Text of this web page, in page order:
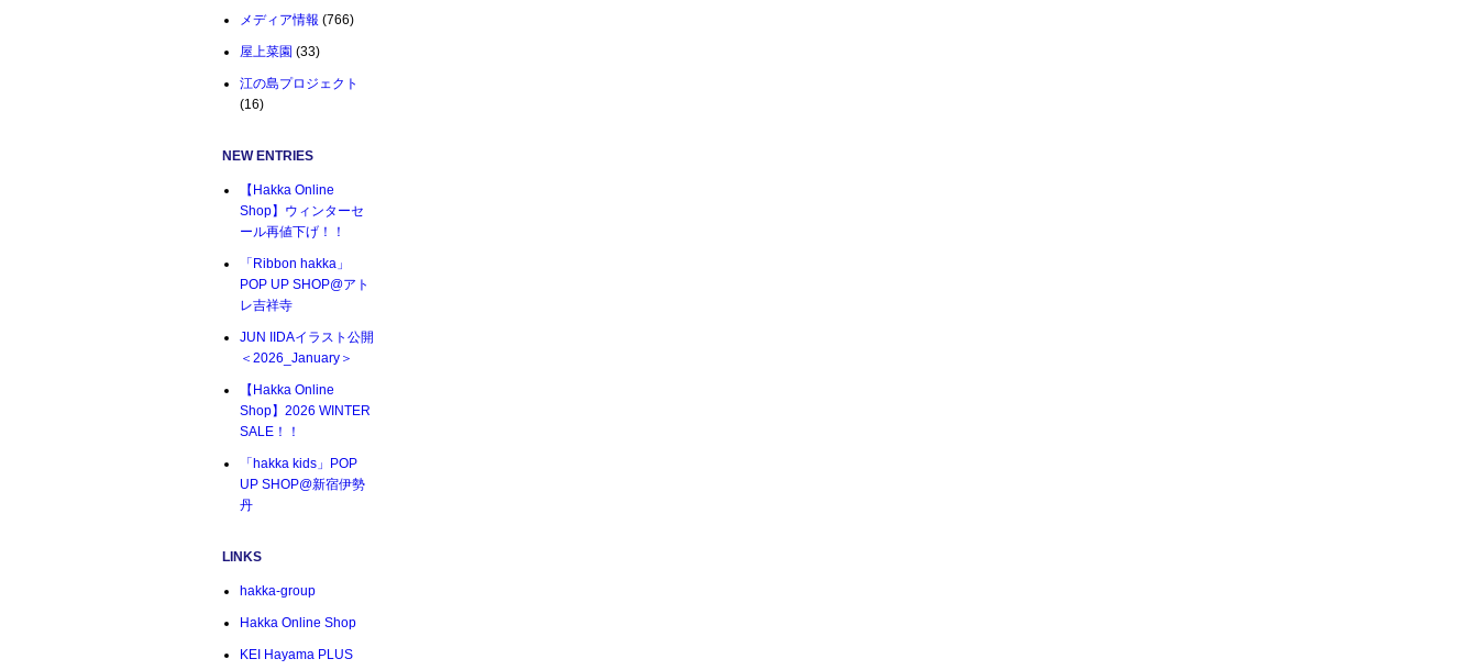
メディア情報 (766)
屋上菜園 (33)
江の島プロジェクト
(16)
NEW ENTRIES
【Hakka Online
Shop】ウィンターセ
ール再値下げ！！
「Ribbon hakka」
POP UP SHOP@アト
レ吉祥寺
JUN IIDAイラスト公開
＜2026_January＞
【Hakka Online
Shop】2026 WINTER
SALE！！
「hakka kids」POP
UP SHOP@新宿伊勢
丹
LINKS
hakka-group
Hakka Online Shop
KEI Hayama PLUS